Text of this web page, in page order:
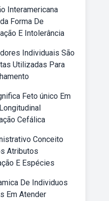
Interamericana
Forma De
E Intolerância
Individuais São
Utilizadas Para
Feto único Em
Cefálica
Conceito
Atributos
E Espécies
De Individuos
Em Atender